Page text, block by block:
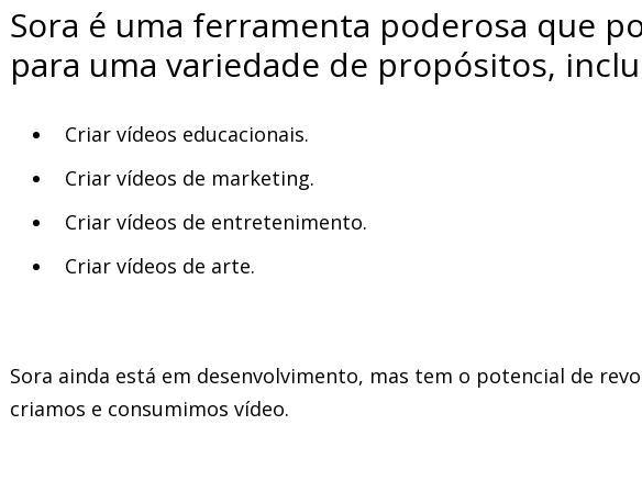
Sora é uma ferramenta poderosa que
para uma variedade de propósitos,
Criar vídeos educacionais.
Criar vídeos de marketing.
Criar vídeos de entretenimento.
Criar vídeos de arte.
Sora ainda está em desenvolvimento, mas tem o potencial de
criamos e consumimos vídeo.